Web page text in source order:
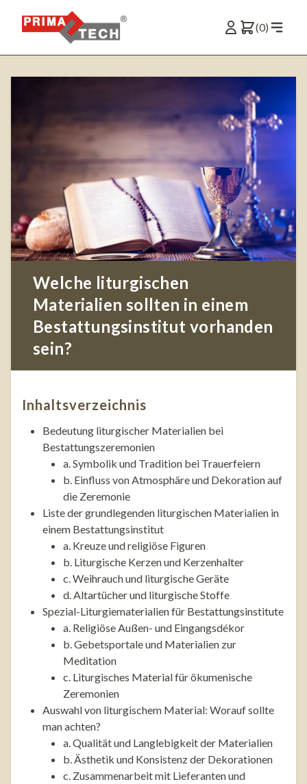
(0)
Welche liturgischen
Materialien sollten in einem
Bestattungsinstitut vorhanden
sein?
Inhaltsverzeichnis
Bedeutung liturgischer Materialien bei
Bestattungszeremonien
a. Symbolik und Tradition bei Trauerfeiern
b. Einfluss von Atmosphäre und Dekoration auf
die Zeremonie
Liste der grundlegenden liturgischen Materialien in
einem Bestattungsinstitut
a. Kreuze und religiöse Figuren
b. Liturgische Kerzen und Kerzenhalter
c. Weihrauch und liturgische Geräte
d. Altartücher und liturgische Stoffe
Spezial-Liturgiematerialien für Bestattungsinstitute
a. Religiöse Außen- und Eingangsdékor
b. Gebetsportale und Materialien zur
Meditation
c. Liturgisches Material für ökumenische
Zeremonien
Auswahl von liturgischem Material: Worauf sollte
man achten?
a. Qualität und Langlebigkeit der Materialien
b. Ästhetik und Konsistenz der Dekorationen
c. Zusammenarbeit mit Lieferanten und